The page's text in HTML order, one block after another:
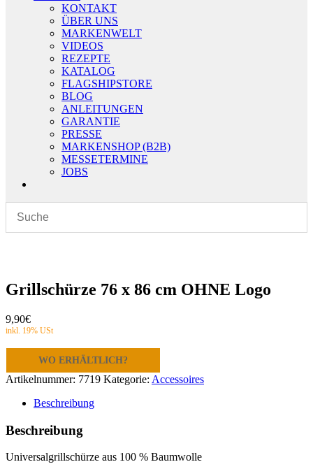
KONTAKT
ÜBER UNS
MARKENWELT
VIDEOS
REZEPTE
KATALOG
FLAGSHIPSTORE
BLOG
ANLEITUNGEN
GARANTIE
PRESSE
MARKENSHOP (B2B)
MESSETERMINE
JOBS
Grillschürze 76 x 86 cm OHNE Logo
9,90€
WO ERHÄLTLICH?
Artikelnummer: 7719 Kategorie: Accessoires
Beschreibung
Beschreibung
Universalgrillschürze aus 100 % Baumwolle